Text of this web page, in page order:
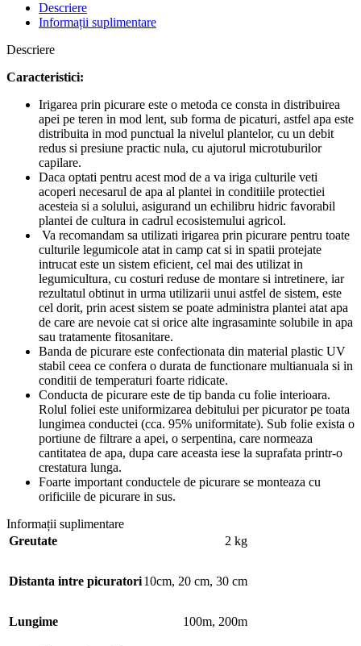
Descriere
Informații suplimentare
Descriere
Caracteristici:
Irigarea prin picurare este o metoda ce consta in distribuirea
apei pe teren in mod lent, sub forma de picaturi, astfel apa este
distribuita in mod punctual la nivelul plantelor, cu un debit
redus si presiune practic nula, cu ajutorul microtuburilor
capilare.
Daca optati pentru acest mod de a va iriga culturile veti
acoperi necesarul de apa al plantei in conditiile protectiei
acesteia si a solului, asigurand un echilibru hidric favorabil
plantei de cultura in cadrul ecosistemului agricol.
Va recomandam sa utilizati irigarea prin picurare pentru toate
culturile legumicole atat in camp cat si in spatii protejate
intrucat este un sistem eficient, cel mai des utilizat in
legumicultura, cu costuri reduse de montare si intretinere, iar
rezultatul obtinut in urma utilizarii unui astfel de sistem, este
cel dorit, prin acest sistem se poate administra plantei atat apa
de care are nevoie cat si orice alte ingrasaminte solubile in apa
sau tratamente fitosanitare.
Banda de picurare este confectionata din material plastic UV
stabil ceea ce confera o durata de functionare multianuala si in
conditii de temperaturi foarte ridicate.
Conducta de picurare este de tip banda cu folie interioara.
Rolul foliei este uniformizarea debitului per picurator pe toata
lungimea conductei (cca. 95% uniformitate). Sub folie exista o
portiune de filtrare a apei, o serpentina, care normeaza
cantitatea de apa, dupa care aceasta iese la suprafata printr-o
crestatura lunga.
Foarte important conductele de picurare se monteaza cu
orificiile de picurare in sus.
Informații suplimentare
Greutate
2 kg
Distanta intre picuratori10cm, 20 cm, 30 cm
Lungime 100m, 200m